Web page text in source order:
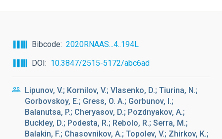
Bibcode
2020RNAAS...4..194L
DOI
10.3847/2515-5172/abc6ad
Lipunov, V.; Kornilov, V.; Vlasenko, D.; Tiurina, N.;
Gorbovskoy, E.; Gress, O. A.; Gorbunov, I.;
Balanutsa, P.; Cheryasov, D.; Pozdnyakov, A.;
Buckley, D.; Podesta, R.; Rebolo, R.; Serra, M.;
Balakin, F.; Chasovnikov, A.; Topolev, V.; Zhirkov, K.;